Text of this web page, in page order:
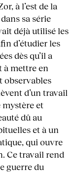
à l’est de la
sa série
déjà utilisé les
d’étudier les
dès qu’il a
à mettre en
observables
d’un travail
mystère et
dû au
et à un
qui ouvre
Ce travail rend
guerre du